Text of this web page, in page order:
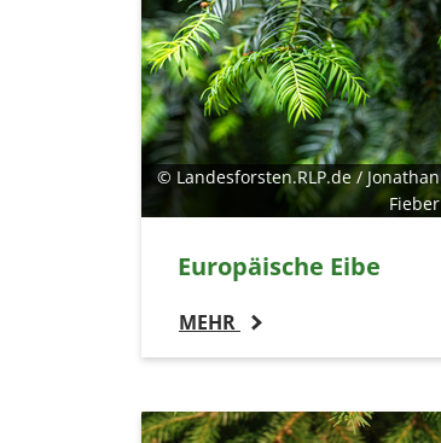
© Landesforsten.RLP.de / Jonathan
Fieber
Europäische Eibe
MEHR